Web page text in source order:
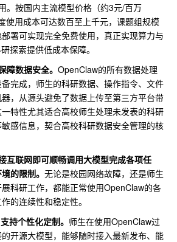
。按国内主流模型价格（约3元/百万
使用成本可达数百至上千元，课题组规模
署可实现完全免费使用，真正实现算力与
探索提供低成本保障。
障数据安全。 OpenClaw的所有数据处理
完成，师生的科研数据、操作指令、文件
，从源头避免了数据上传至第三方平台带
特性尤其适合高校师生处理未发表的科研
感信息，契合高校科研数据安全管理的核
互联网即可顺畅调用大模型完成各项任
的限制。 无论是校园网络故障，还是师生
科研工作，都能正常使用OpenClaw的各
的连续性和稳定性。
持个性化定制。 师生在使用OpenClaw过
开源大模型，能够随时接入最新发布、能